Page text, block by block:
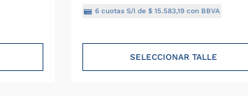
6cuotas S/I de $ 15.583,19con BBVA
SELECCIONAR TALLE